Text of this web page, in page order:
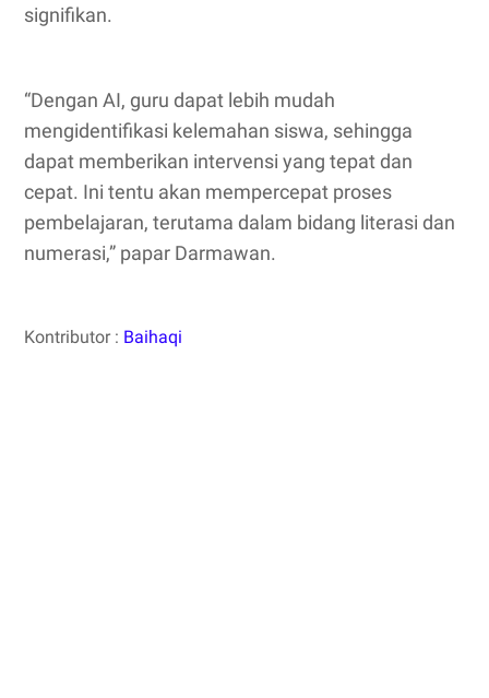
signifikan.
“Dengan AI, guru dapat lebih mudah
mengidentifikasi kelemahan siswa, sehingga
dapat memberikan intervensi yang tepat dan
cepat. Ini tentu akan mempercepat proses
pembelajaran, terutama dalam bidang literasi dan
numerasi,” papar Darmawan.
Kontributor : Baihaqi